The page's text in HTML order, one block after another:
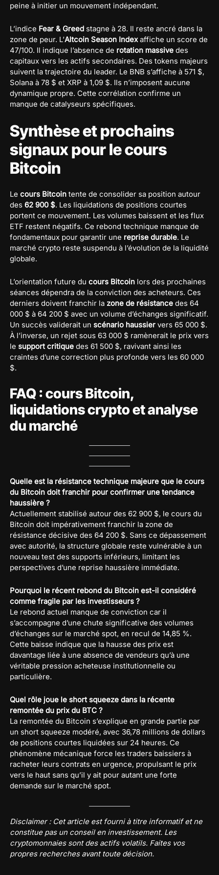
peine à initier un mouvement indépendant.
L’indice Fear & Greed stagne à 28. Il reste ancré dans la
zone de peur. L’Altcoin Season Indexaffiche un score de
47/100. Il indique l’absence de rotation massive des
capitaux vers les actifs secondaires. Des tokens majeurs
suivent la trajectoire du leader. Le BNB s’affiche à 571 $,
Solana à 78 $ et XRP à 1,09 $. Ils n’imposent aucune
dynamique propre. Cette corrélation confirme un
manque de catalyseurs spécifiques.
Synthèse et prochains
signaux pour le cours
Bitcoin
Le cours Bitcoin tente de consolider sa position autour
des 62 900 $. Les liquidations de positions courtes
portent ce mouvement. Les volumes baissent et les flux
ETF restent négatifs. Ce rebond technique manque de
fondamentaux pour garantir une reprise durable. Le
marché crypto reste suspendu à l’évolution de la liquidité
globale.
L’orientation future du cours Bitcoin lors des prochaines
séances dépendra de la conviction des acheteurs. Ces
derniers doivent franchir la zone de résistance des 64
000 $ à 64 200 $ avec un volume d’échanges significatif.
Un succès validerait un scénario haussier vers 65 000 $.
À l’inverse, un rejet sous 63 000 $ ramènerait le prix vers
le support critique des 61 500 $, ravivant ainsi les
craintes d’une correction plus profonde vers les 60 000
$.
FAQ : cours Bitcoin,
liquidations crypto et analyse
du marché
Quelle est la résistance technique majeure que le cours
du Bitcoin doit franchir pour confirmer une tendance
haussière ?
Actuellement stabilisé autour des 62 900 $, le cours du
Bitcoin doit impérativement franchir la zone de
résistance décisive des 64 200 $. Sans ce dépassement
avec autorité, la structure globale reste vulnérable à un
nouveau test des supports inférieurs, limitant les
perspectives d’une reprise haussière immédiate.
Pourquoi le récent rebond du Bitcoin est-il considéré
comme fragile par les investisseurs ?
Le rebond actuel manque de conviction car il
s’accompagne d’une chute significative des volumes
d’échanges sur le marché spot, en recul de 14,85 %.
Cette baisse indique que la hausse des prix est
davantage liée à une absence de vendeurs qu’à une
véritable pression acheteuse institutionnelle ou
particulière.
Quel rôle joue le short squeeze dans la récente
remontée du prix du BTC ?
La remontée du Bitcoin s’explique en grande partie par
un short squeeze modéré, avec 36,78 millions de dollars
de positions courtes liquidées sur 24 heures. Ce
phénomène mécanique force les traders baissiers à
racheter leurs contrats en urgence, propulsant le prix
vers le haut sans qu’il y ait pour autant une forte
demande sur le marché spot.
Disclaimer : Cet article est fourni à titre informatif et ne
constitue pas un conseil en investissement. Les
cryptomonnaies sont des actifs volatils. Faites vos
propres recherches avant toute décision.